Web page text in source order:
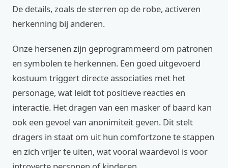
De details, zoals de sterren op de robe, activeren
herkenning bij anderen.
Onze hersenen zijn geprogrammeerd om patronen
en symbolen te herkennen. Een goed uitgevoerd
kostuum triggert directe associaties met het
personage, wat leidt tot positieve reacties en
interactie. Het dragen van een masker of baard kan
ook een gevoel van anonimiteit geven. Dit stelt
dragers in staat om uit hun comfortzone te stappen
en zich vrijer te uiten, wat vooral waardevol is voor